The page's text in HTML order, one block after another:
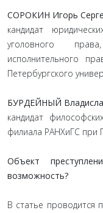
СОРОКИН Игорь
кандидат
уголовного
исполнительного
Петербургского
БУРДЕЙНЫЙ
кандидат
филиала РАНХиГС при
Объект
возможность?
В статье проводится